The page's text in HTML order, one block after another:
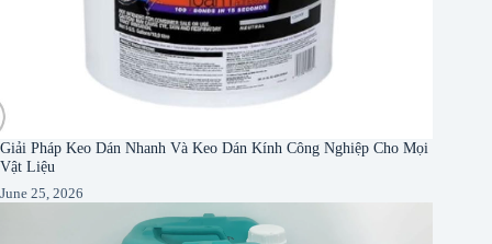
Giải Pháp Keo Dán Nhanh Và Keo Dán Kính Công Nghiệp Cho Mọi
Vật Liệu
June 25, 2026